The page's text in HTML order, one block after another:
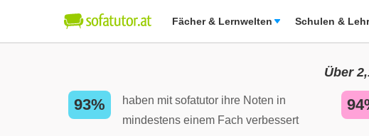
Fächer & Lernwelten Schulen &
Über
93%
haben mit sofatutor ihre Noten in
mindestens einem Fach verbessert